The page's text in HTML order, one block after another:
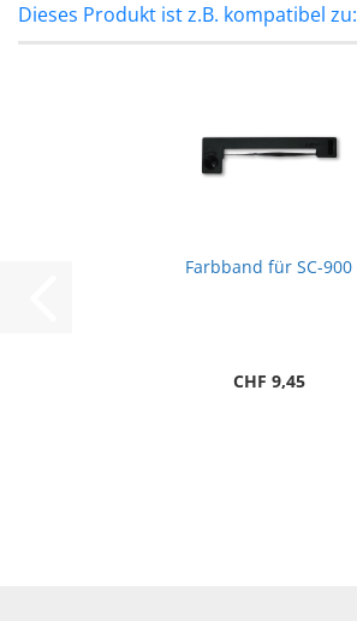
Dieses Produkt ist z.B. kompatibel zu:
Farbband für SC-900
CHF 9,45